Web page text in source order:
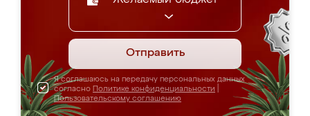
Отправить
Я соглашаюсь на передачу персональных данных
согласно Политике конфиденциальности
Пользовательскому соглашению